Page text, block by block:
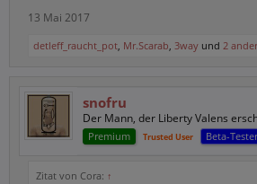
13 Mai 2017
detleff_raucht_pot, Mr.Scarab, 3way und 2
snofru
Der Mann, der Liberty Valens
Premium Trusted User Beta-Tester
Zitat von Cora: ↑